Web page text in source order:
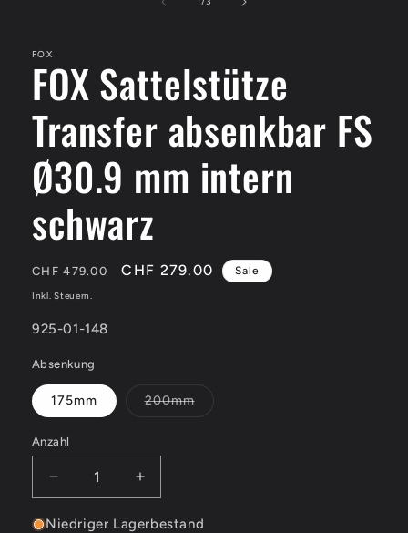
FOX
FOX Sattelstütze
Transfer absenkbar FS
Ø30.9 mm intern
schwarz
Normaler
Preis
CHF 479.00 Verkaufspreis
CHF 279.00 Sale
Inkl. Steuern.
SKU:
925-01-148
Absenkung
175mm 200mmVariante
Anzahl
Verringere
die
Menge
Erhöhe
die
Menge
Niedriger Lagerbestand